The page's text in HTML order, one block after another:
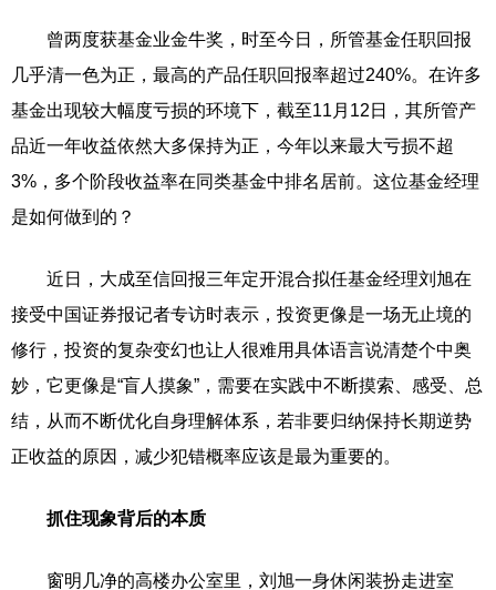
曾两度获基金业金牛奖，时至今日，所管基金任职回报
几乎清一色为正，最高的产品任职回报率超过240%。在许多
基金出现较大幅度亏损的环境下，截至11月12日，其所管产
品近一年收益依然大多保持为正，今年以来最大亏损不超
3%，多个阶段收益率在同类基金中排名居前。这位基金经理
是如何做到的？
近日，大成至信回报三年定开混合拟任基金经理刘旭在
接受中国证券报记者专访时表示，投资更像是一场无止境的
修行，投资的复杂变幻也让人很难用具体语言说清楚个中奥
妙，它更像是“盲人摸象”，需要在实践中不断摸索、感受、总
结，从而不断优化自身理解体系，若非要归纳保持长期逆势
正收益的原因，减少犯错概率应该是最为重要的。
抓住现象背后的本质
窗明几净的高楼办公室里，刘旭一身休闲装扮走进室